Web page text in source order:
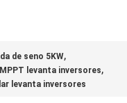
de seno 5KW,
levanta inversores,
levanta inversores